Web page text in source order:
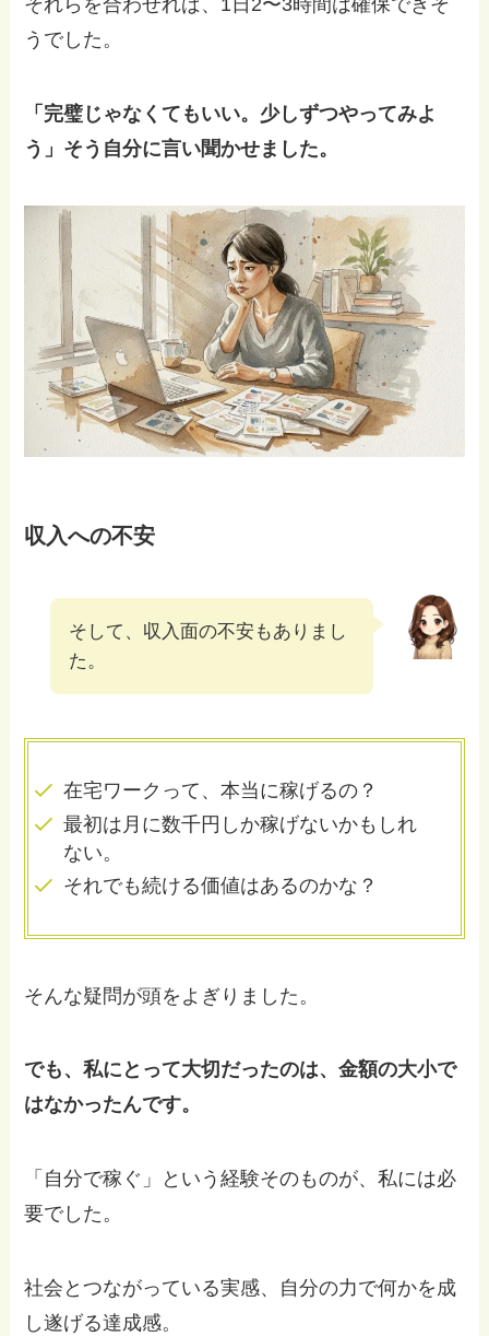
それらを合わせれば、1日2〜3時間は確保できそ
うでした。
「完璧じゃなくてもいい。少しずつやってみよ
う」そう自分に言い聞かせました。
収入への不安
そして、収入面の不安もありまし
た。
在宅ワークって、本当に稼げるの？
最初は月に数千円しか稼げないかもしれ
ない。
それでも続ける価値はあるのかな？
そんな疑問が頭をよぎりました。
でも、私にとって大切だったのは、金額の大小で
はなかったんです。
「自分で稼ぐ」という経験そのものが、私には必
要でした。
社会とつながっている実感、自分の力で何かを成
し遂げる達成感。